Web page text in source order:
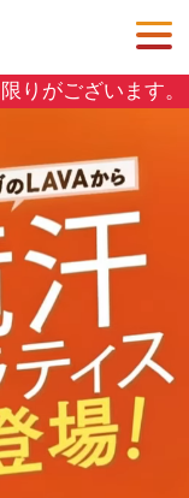
りがございます。